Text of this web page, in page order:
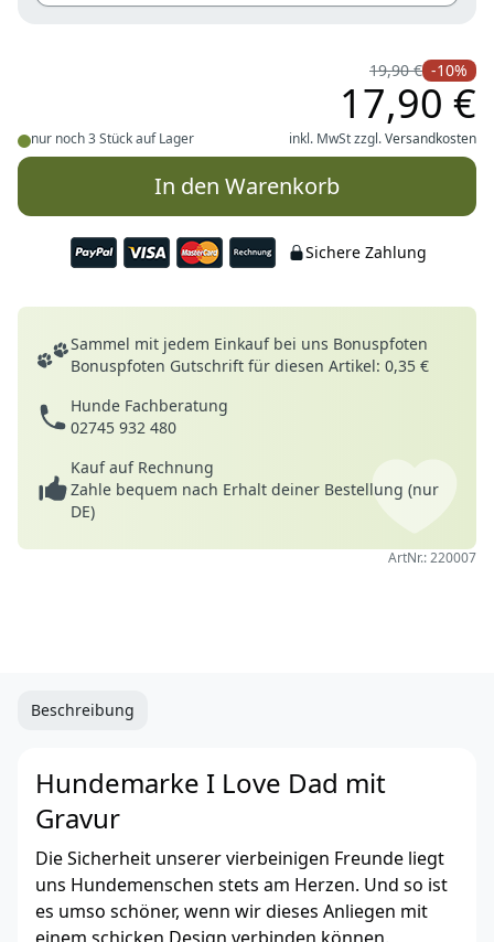
nur noch 3 Stück auf Lager
19,90 € -10%
17,90 €
inkl. MwSt zzgl.Versandkosten
In den Warenkorb
Sichere Zahlung
Deine Vorteile
Sammel mit jedem Einkauf bei uns Bonuspfoten
Bonuspfoten Gutschrift für diesen Artikel: 0,35 €
Hunde Fachberatung
02745 932 480
Kauf auf Rechnung
Zahle bequem nach Erhalt deiner Bestellung (nur
DE)
ArtNr.: 220007
Beschreibung
Hundemarke I Love Dad mit
Gravur
Die Sicherheit unserer vierbeinigen Freunde liegt
uns Hundemenschen stets am Herzen. Und so ist
es umso schöner, wenn wir dieses Anliegen mit